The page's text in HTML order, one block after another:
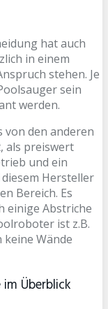
hat auch
in einem
stehen. Je
sein
werden.
von den anderen
als preiswert
und ein
Hersteller
Bereich. Es
einige Abstriche
ist z.B.
Wände
Überblick